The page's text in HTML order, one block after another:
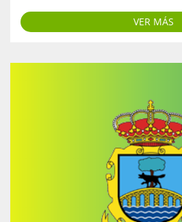
VER MÁS